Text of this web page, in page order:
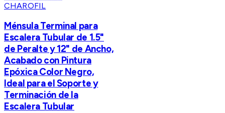
CHAROFIL
Ménsula Terminal para
Escalera Tubular de 1.5"
de Peralte y 12" de Ancho,
Acabado con Pintura
Epóxica Color Negro,
Ideal para el Soporte y
Terminación de la
Escalera Tubular